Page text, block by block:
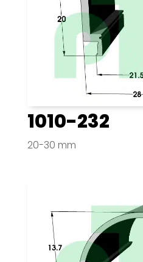
1010-232
20-30 mm